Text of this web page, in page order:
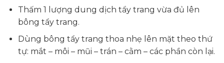
Thấm 1 lượng dung dịch tẩy trang vừa đủ lên
bông tẩy trang.
Dùng bông tẩy trang thoa nhẹ lên mặt theo thứ
tự: mắt – môi – mũi – trán – cằm – các phần còn lại.